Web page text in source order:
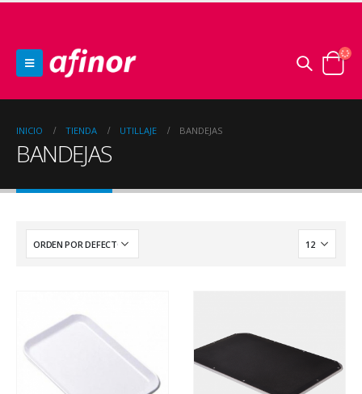
INICIO TIENDA UTILLAJE BANDEJAS
BANDEJAS